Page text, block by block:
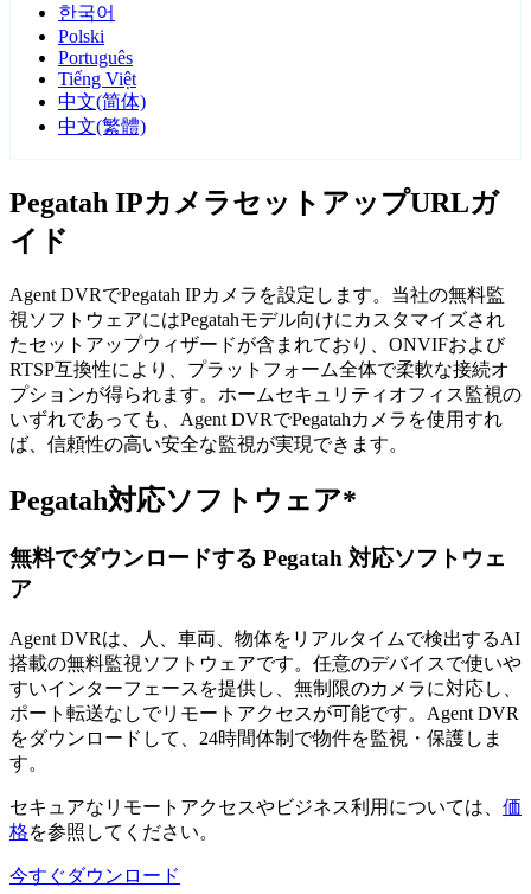
한국어
Polski
Português
Tiếng Việt
中文(简体)
中文(繁體)
Pegatah IPカメラセットアップURLガ
イド
Agent DVRでPegatah IPカメラを設定します。当社の無料監
視ソフトウェアにはPegatahモデル向けにカスタマイズされ
たセットアップウィザードが含まれており、ONVIFおよび
RTSP互換性により、プラットフォーム全体で柔軟な接続オ
プションが得られます。ホームセキュリティオフィス監視の
いずれであっても、Agent DVRでPegatahカメラを使用すれ
ば、信頼性の高い安全な監視が実現できます。
Pegatah対応ソフトウェア*
無料でダウンロードする Pegatah 対応ソフトウェ
ア
Agent DVRは、人、車両、物体をリアルタイムで検出するAI
搭載の無料監視ソフトウェアです。任意のデバイスで使いや
すいインターフェースを提供し、無制限のカメラに対応し、
ポート転送なしでリモートアクセスが可能です。Agent DVR
をダウンロードして、24時間体制で物件を監視・保護しま
す。
セキュアなリモートアクセスやビジネス利用については、 価
格を参照してください。
今すぐダウンロード